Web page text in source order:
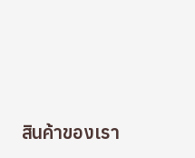
สินค้าของเรา